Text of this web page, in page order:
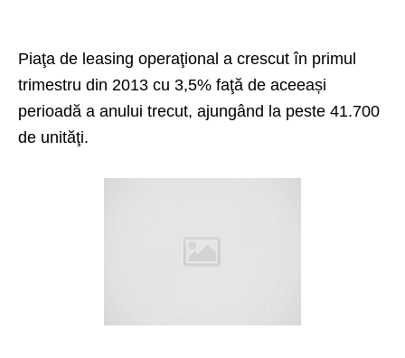
Piaţa de leasing operaţional a crescut în primul
trimestru din 2013 cu 3,5% faţă de aceeași
perioadă a anului trecut, ajungând la peste 41.700
de unităţi.